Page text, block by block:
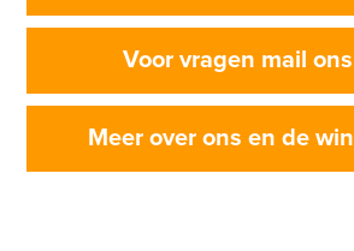
Voor vragen mail ons
Meer over ons en de